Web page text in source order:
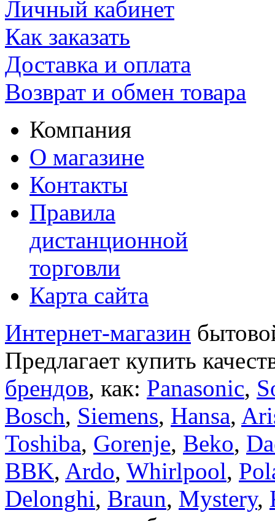
Личный кабинет
Как заказать
Доставка и оплата
Возврат и обмен товара
Компания
О магазине
Контакты
Правила
дистанционной
торговли
Карта сайта
Интернет-магазин
Предлагает купить
брендов, как: Panasonic,
Bosch, Siemens, Hansa,
Toshiba, Gorenje, Beko,
BBK, Ardo, Whirlpool,
Delonghi, Braun, Mystery,